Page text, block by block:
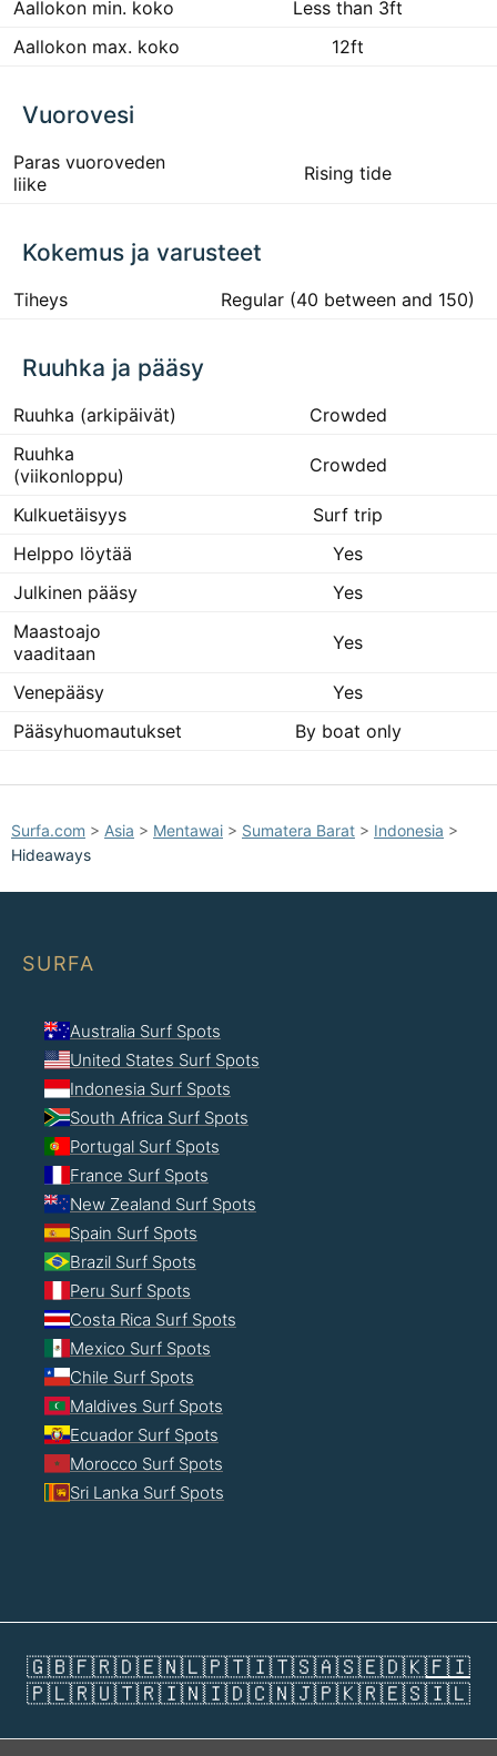
Aallokon min. koko
Less than 3ft
Aallokon max. koko
12ft
Vuorovesi
Paras vuoroveden
liike
Rising tide
Kokemus ja varusteet
Tiheys Regular (40 between and 150)
Ruuhka ja pääsy
Ruuhka (arkipäivät)
Crowded
Ruuhka
(viikonloppu)
Crowded
Kulkuetäisyys
Surf trip
Helppo löytää
Yes
Julkinen pääsy
Yes
Maastoajo
vaaditaan
Yes
Venepääsy
Yes
Pääsyhuomautukset
By boat only
Surfa.com > Asia > Mentawai > Sumatera Barat > Indonesia >
Hideaways
SURFA
Australia Surf Spots
United States Surf Spots
Indonesia Surf Spots
South Africa Surf Spots
Portugal Surf Spots
France Surf Spots
New Zealand Surf Spots
Spain Surf Spots
Brazil Surf Spots
Peru Surf Spots
Costa Rica Surf Spots
Mexico Surf Spots
Chile Surf Spots
Maldives Surf Spots
Ecuador Surf Spots
Morocco Surf Spots
Sri Lanka Surf Spots
🇬🇧🇫🇷🇩🇪🇳🇱🇵🇹🇮🇹🇸🇦🇸🇪🇩🇰🇫🇮
🇵🇱🇷🇺🇹🇷🇮🇳🇮🇩🇨🇳🇯🇵🇰🇷🇪🇸🇮🇱